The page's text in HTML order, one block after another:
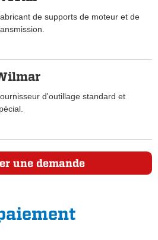
de supports de moteur et de
d'outillage standard et
une demande